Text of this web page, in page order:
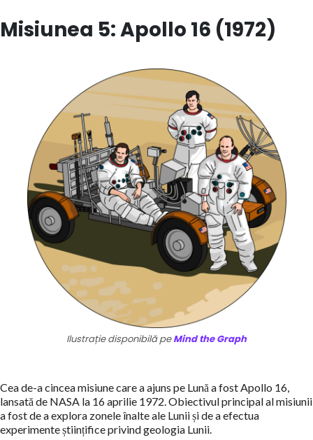
Misiunea 5: Apollo 16 (1972)
Ilustrație disponibilă peMind the Graph
Cea de-a cincea misiune care a ajuns pe Lună a fost Apollo 16,
lansată de NASA la 16 aprilie 1972. Obiectivul principal al misiunii
a fost de a explora zonele înalte ale Lunii și de a efectua
experimente științifice privind geologia Lunii.